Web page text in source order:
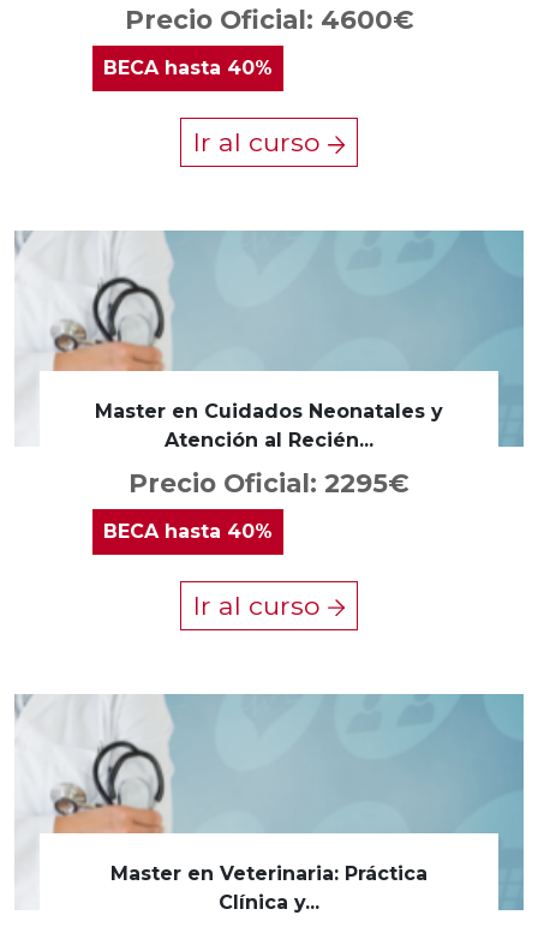
Precio Oficial: 4600€
BECAhasta 40%
Ir al curso
Master en Cuidados Neonatales y
Atención al Recién...
Precio Oficial: 2295€
BECA hasta 40%
Ir al curso
Master en Veterinaria: Práctica
Clínica y...